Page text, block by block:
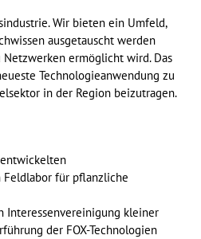
Wir bieten ein Umfeld,
ausgetauscht werden
ermöglicht wird. Das
Technologieanwendung zu
in der Region beizutragen.
für pflanzliche
Interessenvereinigung kleiner
der FOX-Technologien